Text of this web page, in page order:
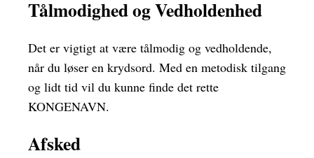
Tålmodighed og Vedholdenhed
Det er vigtigt at være tålmodig og vedholdende,
når du løser en krydsord. Med en metodisk tilgang
og lidt tid vil du kunne finde det rette
KONGENAVN.
Afsked